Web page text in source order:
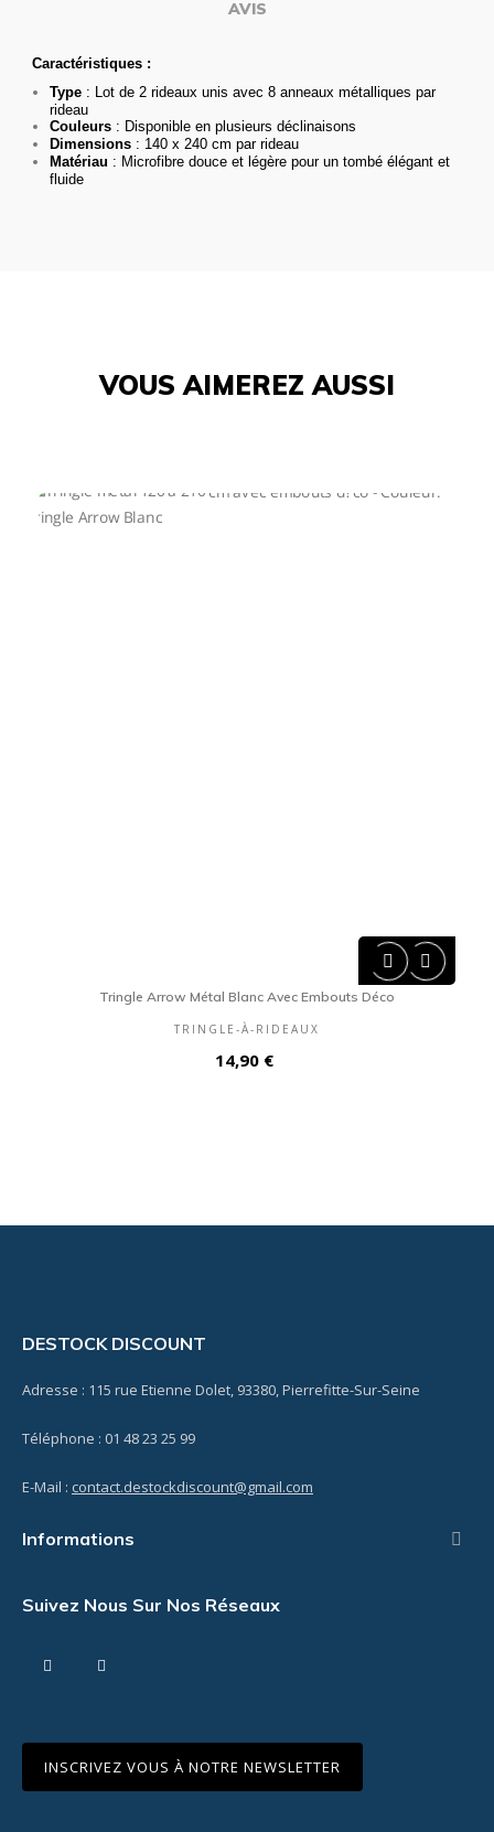
AVIS
Caractéristiques :
Type : Lot de 2 rideaux unis avec 8 anneaux métalliques par
rideau
Couleurs : Disponible en plusieurs déclinaisons
Dimensions : 140 x 240 cm par rideau
Matériau : Microfibre douce et légère pour un tombé élégant et
fluide
VOUS AIMEREZ AUSSI


Tringle Arrow Métal Blanc Avec Embouts Déco
TRINGLE-À-RIDEAUX
Prix
14,90 €
DESTOCK DISCOUNT
Adresse : 115 rue Etienne Dolet, 93380, Pierrefitte-Sur-Seine
Téléphone : 01 48 23 25 99
E-Mail : contact.destockdiscount@gmail.com
Informations 
Suivez Nous Sur Nos Réseaux
Facebook
INSCRIVEZ VOUS À NOTRE NEWSLETTER